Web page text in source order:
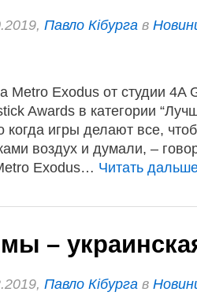
Павло Кібурга в
Metro Exodus от студии 4A
Awards в категории
когда игры делают все,
воздух и думали, –
Exodus… Читать
–
Павло Кібурга в